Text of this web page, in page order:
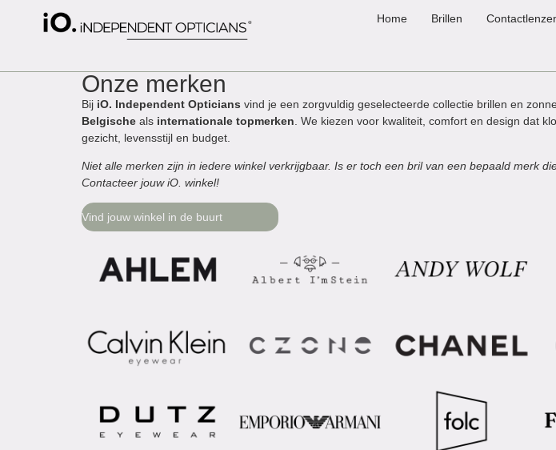
Home Brillen
Onze merken
Bij iO. Independent Opticians vind je een zorgvuldig geselecteerde collectie brillen en
Belgische als internationale topmerken . We kiezen voor kwaliteit, comfort en design dat
gezicht, levensstijl en budget.
Niet alle merken zijn in iedere winkel verkrijgbaar. Is er toch een bril van een bepaald merk
Contacteer jouw iO. winkel!
Vind jouw winkel in de buurt